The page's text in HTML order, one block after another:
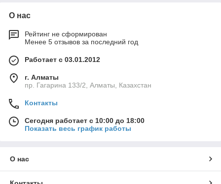
О нас
Рейтинг не сформирован
Менее 5 отзывов за последний год
Работает с 03.01.2012
г. Алматы
пр. Гагарина 133/2, Алматы, Казахстан
Контакты
Сегодня работает с 10:00 до 18:00
Показать весь график работы
О нас